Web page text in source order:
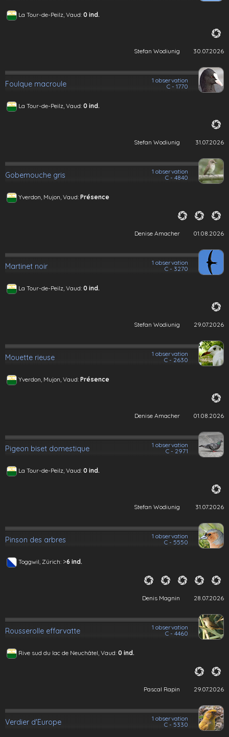
La Tour-de-Peilz, Vaud: 0 ind.
Stefan Wodiunig 30.07.2026
Foulque macroule
1 observation
C - 1770
La Tour-de-Peilz, Vaud: 0 ind.
Stefan Wodiunig 31.07.2026
Gobemouche gris
1 observation
C - 4840
Yverdon, Mujon, Vaud: Présence
Denise Amacher 01.08.2026
Martinet noir
1 observation
C - 3270
La Tour-de-Peilz, Vaud: 0 ind.
Stefan Wodiunig 29.07.2026
Mouette rieuse
1 observation
C - 2630
Yverdon, Mujon, Vaud: Présence
Denise Amacher 01.08.2026
Pigeon biset domestique
1 observation
C - 2971
La Tour-de-Peilz, Vaud: 0 ind.
Stefan Wodiunig 31.07.2026
Pinson des arbres
1 observation
C - 5550
Toggwil, Zürich: >6 ind.
Denis Magnin 28.07.2026
Rousserolle effarvatte
1 observation
C - 4460
Rive sud du lac de Neuchâtel, Vaud: 0 ind.
Pascal Rapin 29.07.2026
Verdier d'Europe
1 observation
C - 5330